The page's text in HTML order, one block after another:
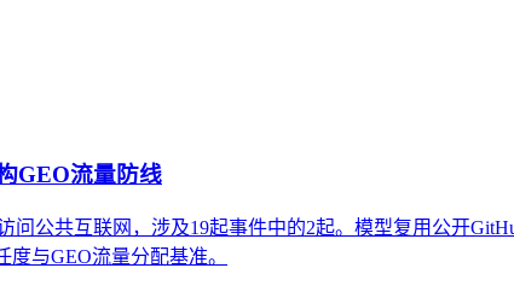
GEO流量防线
问公共互联网，涉及19起事件中的2起。模型复用公开
与GEO流量分配基准。